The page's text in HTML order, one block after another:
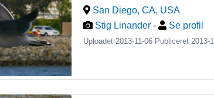
San Diego, CA, USA
Stig Linander - Se profil
Uploadet 2013-11-06 Publiceret2013-